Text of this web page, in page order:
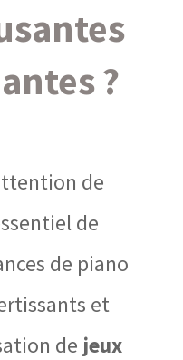
?
de
de
de piano
et
de jeux